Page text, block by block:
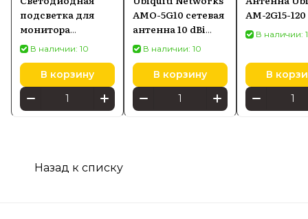
подсветка для
монитора
SCREENBAR HALO
2
В наличии: 10
В корзину
AMO-5G10 сетевая
антенна 10 dBi
Секторная
антенна
В наличии: 10
В корзину
AM-2G15-120
В наличии:
В
Назад к списку